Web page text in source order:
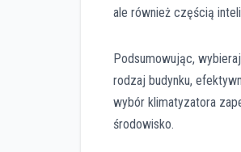
ale również częścią
Podsumowując,
rodzaj budynku,
wybór klimatyzatora
środowisko.